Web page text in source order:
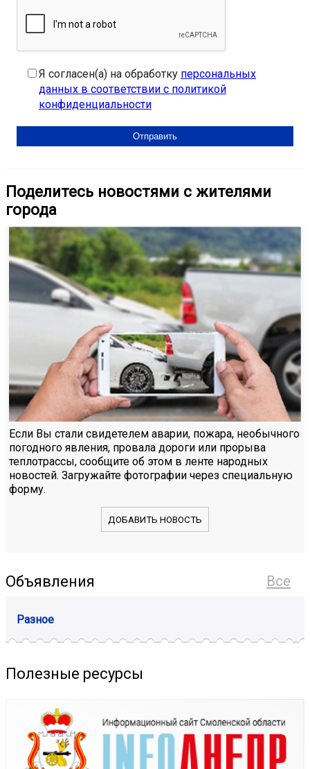
Я согласен(а) на обработку персональных
данных в соответствии с политикой
конфиденциальности
Поделитесь новостями с жителями
города
Если Вы стали свидетелем аварии, пожара, необычного
погодного явления, провала дороги или прорыва
теплотрассы, сообщите об этом в ленте народных
новостей. Загружайте фотографии через специальную
форму.
ДОБАВИТЬ НОВОСТЬ
Все
Объявления
Разное
Полезные ресурсы